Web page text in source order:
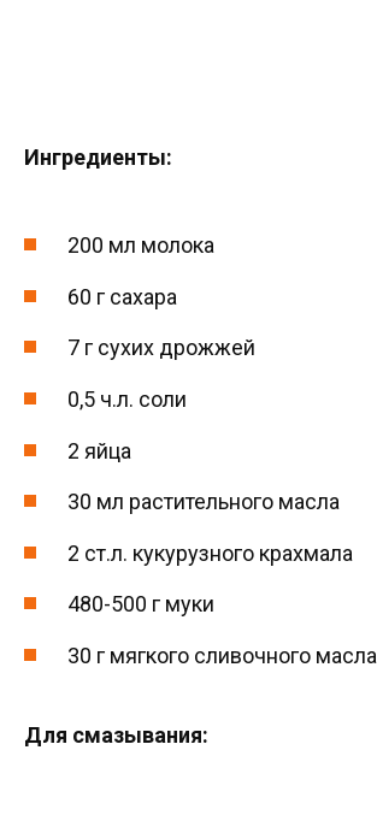
Ингредиенты:
200 мл молока
60 г сахара
7 г сухих дрожжей
0,5 ч.л. соли
2 яйца
30 мл растительного масла
2 ст.л. кукурузного крахмала
480-500 г муки
30 г мягкого сливочного масла
Для смазывания: